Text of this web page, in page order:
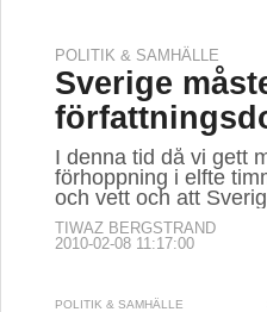
POLITIK & SAMHÄLLE
Sverige
I denna tid då vi gett
förhoppning i elfte
och vett och att
TIWAZ BERGSTRAND
2010-02-08 11:17:00
POLITIK & SAMHÄLLE